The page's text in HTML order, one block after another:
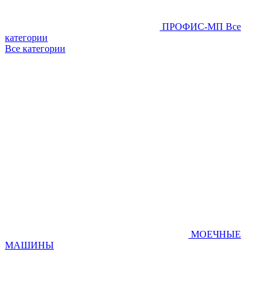
ПРОФИС-МП Все
категории
Все категории
МОЕЧНЫЕ
МАШИНЫ